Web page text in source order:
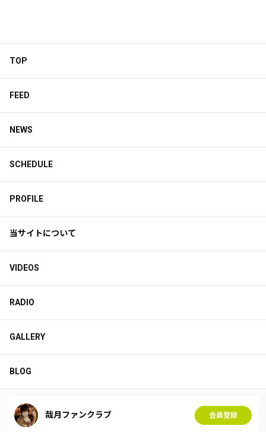
TOP
FEED
NEWS
SCHEDULE
PROFILE
当サイトについて
VIDEOS
RADIO
GALLERY
BLOG
哉月ファンクラブ 会員登録